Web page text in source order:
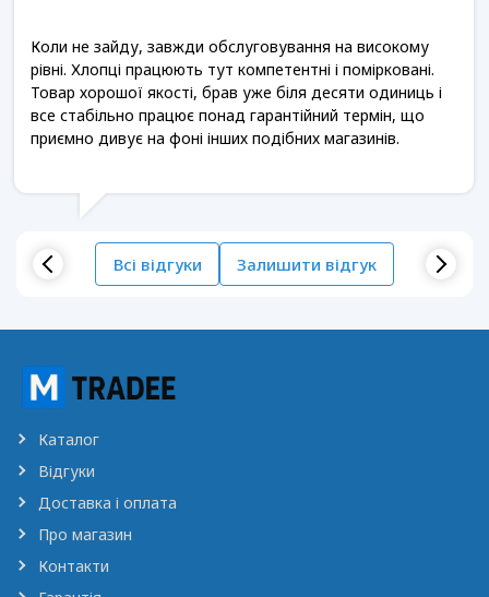
Коли не зайду, завжди обслуговування на високому
рівні. Хлопці працюють тут компетентні і помірковані.
Товар хорошої якості, брав уже біля десяти одиниць і
все стабільно працює понад гарантійний термін, що
приємно дивує на фоні інших подібних магазинів.
Всі відгуки Залишити відгук
Каталог
Відгуки
Доставка і оплата
Про магазин
Контакти